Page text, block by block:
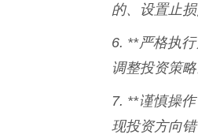
的、设置止损
6. **严格执
调整投资策略
7. **谨慎操
现投资方向